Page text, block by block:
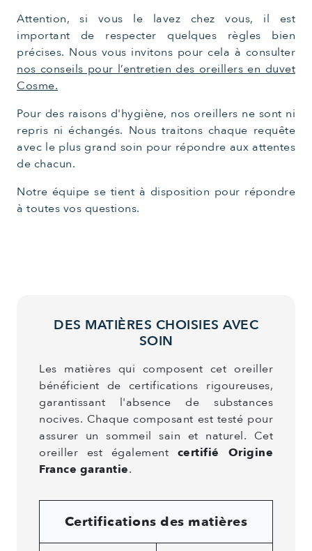
Attention, si vous le lavez chez vous, il est
important de respecter quelques règles bien
précises. Nous vous invitons pour cela à consulter
nos conseils pour l’entretien des oreillers en duvet
Cosme.
Pour des raisons d'hygiène, nos oreillers ne sont ni
repris ni échangés. Nous traitons chaque requête
avec le plus grand soin pour répondre aux attentes
de chacun.
Notre équipe se tient à disposition pour répondre
à toutes vos questions.
DES MATIÈRES CHOISIES AVEC
SOIN
Les matières qui composent cet oreiller
bénéficient de certifications rigoureuses,
garantissant l'absence de substances
nocives. Chaque composant est testé pour
assurer un sommeil sain et naturel. Cet
oreiller est également certifié Origine
France garantie.
Certifications des matières